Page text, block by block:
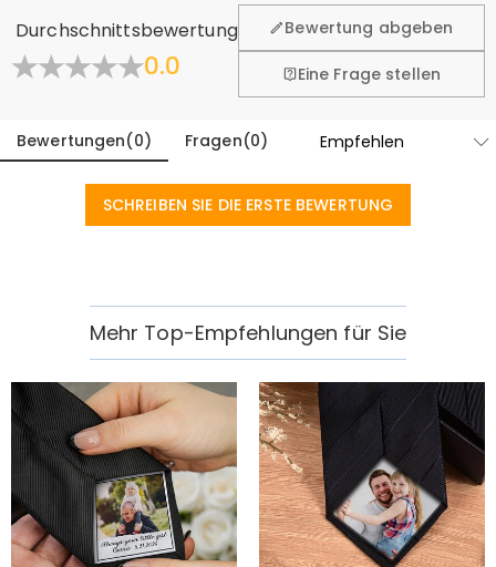
fühlen. Deshalb bieten wir Ihnen 60 Tage Rückgaberecht.
Durchschnittsbewertung
0.0
Bewertung abgeben
Eine Frage stellen
Bewertungen(0) Fragen(0)
SCHREIBEN SIE DIE ERSTE BEWERTUNG
Mehr Top-Empfehlungen für Sie